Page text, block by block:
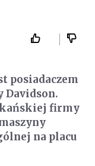
posiadaczem
firmy
na placu